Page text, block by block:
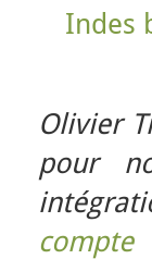
Indes
Olivier
pour
compte